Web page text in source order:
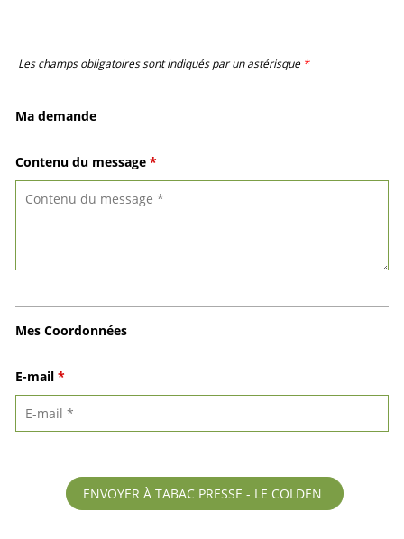
Les champs obligatoires sont indiqués par un astérisque *
Ma demande
Contenu du message *
Mes Coordonnées
E-mail *